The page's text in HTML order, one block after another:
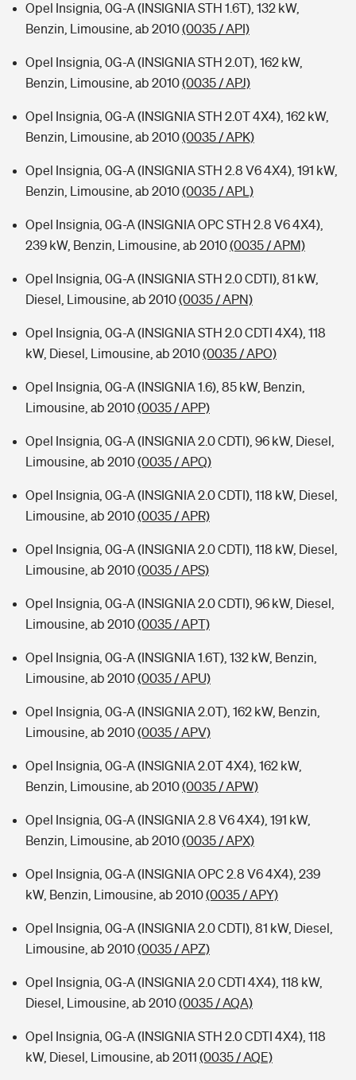
Opel Insignia, 0G-A (INSIGNIA STH 1.6T), 132 kW,
Benzin, Limousine, ab 2010(0035 / API)
Opel Insignia, 0G-A (INSIGNIA STH 2.0T), 162 kW,
Benzin, Limousine, ab 2010(0035 / APJ)
Opel Insignia, 0G-A (INSIGNIA STH 2.0T 4X4), 162 kW,
Benzin, Limousine, ab 2010(0035 / APK)
Opel Insignia, 0G-A (INSIGNIA STH 2.8 V6 4X4), 191 kW,
Benzin, Limousine, ab 2010(0035 / APL)
Opel Insignia, 0G-A (INSIGNIA OPC STH 2.8 V6 4X4),
239 kW, Benzin, Limousine, ab 2010(0035 / APM)
Opel Insignia, 0G-A (INSIGNIA STH 2.0 CDTI), 81 kW,
Diesel, Limousine, ab 2010(0035 / APN)
Opel Insignia, 0G-A (INSIGNIA STH 2.0 CDTI 4X4), 118
kW, Diesel, Limousine, ab 2010(0035 / APO)
Opel Insignia, 0G-A (INSIGNIA 1.6), 85 kW, Benzin,
Limousine, ab 2010(0035 / APP)
Opel Insignia, 0G-A (INSIGNIA 2.0 CDTI), 96 kW, Diesel,
Limousine, ab 2010(0035 / APQ)
Opel Insignia, 0G-A (INSIGNIA 2.0 CDTI), 118 kW, Diesel,
Limousine, ab 2010(0035 / APR)
Opel Insignia, 0G-A (INSIGNIA 2.0 CDTI), 118 kW, Diesel,
Limousine, ab 2010(0035 / APS)
Opel Insignia, 0G-A (INSIGNIA 2.0 CDTI), 96 kW, Diesel,
Limousine, ab 2010(0035 / APT)
Opel Insignia, 0G-A (INSIGNIA 1.6T), 132 kW, Benzin,
Limousine, ab 2010(0035 / APU)
Opel Insignia, 0G-A (INSIGNIA 2.0T), 162 kW, Benzin,
Limousine, ab 2010(0035 / APV)
Opel Insignia, 0G-A (INSIGNIA 2.0T 4X4), 162 kW,
Benzin, Limousine, ab 2010(0035 / APW)
Opel Insignia, 0G-A (INSIGNIA 2.8 V6 4X4), 191 kW,
Benzin, Limousine, ab 2010(0035 / APX)
Opel Insignia, 0G-A (INSIGNIA OPC 2.8 V6 4X4), 239
kW, Benzin, Limousine, ab 2010(0035 / APY)
Opel Insignia, 0G-A (INSIGNIA 2.0 CDTI), 81 kW, Diesel,
Limousine, ab 2010(0035 / APZ)
Opel Insignia, 0G-A (INSIGNIA 2.0 CDTI 4X4), 118 kW,
Diesel, Limousine, ab 2010(0035 / AQA)
Opel Insignia, 0G-A (INSIGNIA STH 2.0 CDTI 4X4), 118
kW, Diesel, Limousine, ab 2011 (0035 / AQE)